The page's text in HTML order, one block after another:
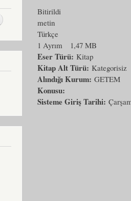
Bitirildi
metin
Türkçe
1 Ayrım
1,47 MB
Eser Türü: Kitap
Kitap Alt Türü: Kategorisiz
Alındığı Kurum: GETEM
Konusu:
Sisteme Giriş Tarihi: